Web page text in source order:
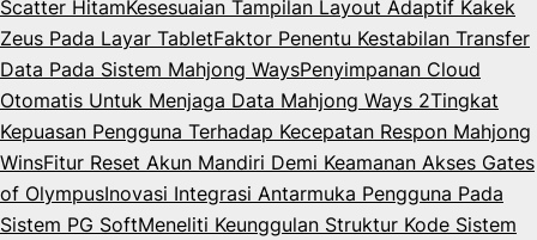
Scatter HitamKesesuaian Tampilan Layout Adaptif Kakek
Zeus Pada Layar TabletFaktor Penentu Kestabilan Transfer
Data Pada Sistem Mahjong WaysPenyimpanan Cloud
Otomatis Untuk Menjaga Data Mahjong Ways 2Tingkat
Kepuasan Pengguna Terhadap Kecepatan Respon Mahjong
WinsFitur Reset Akun Mandiri Demi Keamanan Akses Gates
of OlympusInovasi Integrasi Antarmuka Pengguna Pada
Sistem PG SoftMeneliti Keunggulan Struktur Kode Sistem